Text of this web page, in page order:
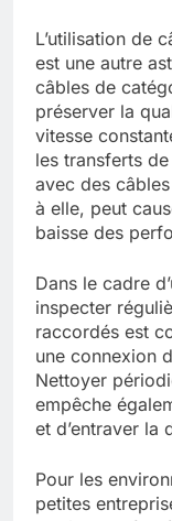
L’utilisation de
est une autre
câbles de
préserver la
vitesse
les transferts
avec des
à elle, peut
baisse des
Dans le cadre
inspecter
raccordés est
une connexion
Nettoyer
empêche
et d’entraver la
Pour les
petites